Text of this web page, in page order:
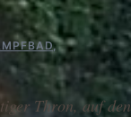
,
Thron, auf den